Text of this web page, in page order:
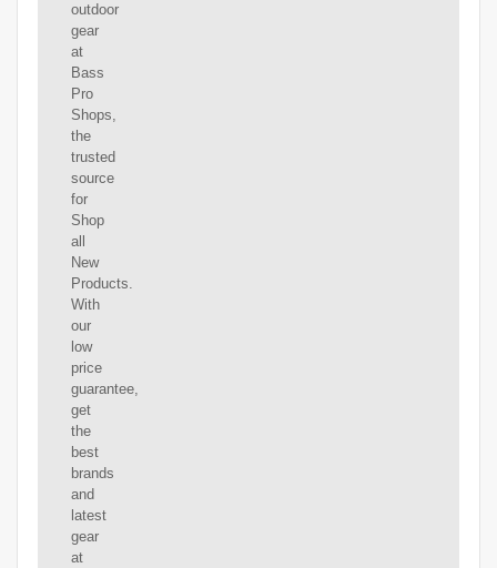
outdoor
gear
at
Bass
Pro
Shops,
the
trusted
source
for
Shop
all
New
Products.
With
our
low
price
guarantee,
get
the
best
brands
and
latest
gear
at